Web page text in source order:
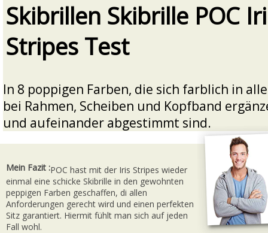
Skibrillen Skibrille POC
Stripes Test
In 8 poppigen Farben, die sich farblich in
bei Rahmen, Scheiben und Kopfband
und aufeinander abgestimmt sind.
Mein Fazit :POC hast mit der Iris Stripes wieder
einmal eine schicke Skibrille in den gewohnten
peppigen Farben geschaffen, di allen
Anforderungen gerecht wird und einen perfekten
Sitz garantiert. Hiermit fühlt man sich auf jeden
Fall wohl.